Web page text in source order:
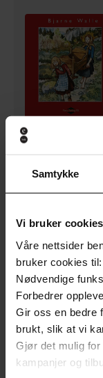
Samtykke
Vi bruker cookies
Våre nettsider
bruker cookies til:
Nødvendige
Forbedrer
Gir oss en bedre
brukt, slik at vi
Gjør det mulig for
kampanjer og
399,-
Jordens døtre
Bjarne
Premium